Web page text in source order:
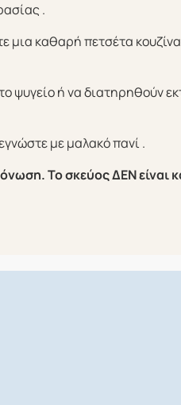
.
μια καθαρή πετσέτα
ή να διατηρηθούν
με μαλακό πανί .
Το σκεύος ΔΕΝ είναι